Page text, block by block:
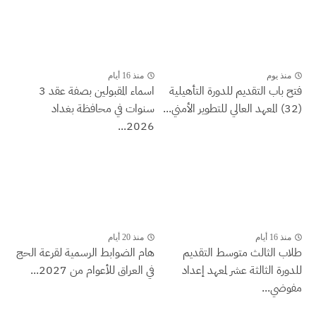
منذ يوم
فتح باب التقديم للدورة التأهيلية
(32) المعهد العالي للتطوير الأمني...
منذ 16 أيام
اسماء المقبولين بصفة عقد 3
سنوات في محافظة بغداد
2026...
منذ 16 أيام
طلاب الثالث متوسط التقديم
للدورة الثالثة عشر لمعهد إعداد
مفوضي...
منذ 20 أيام
هام الضوابط الرسمية لقرعة الحج
في العراق للأعوام من 2027...